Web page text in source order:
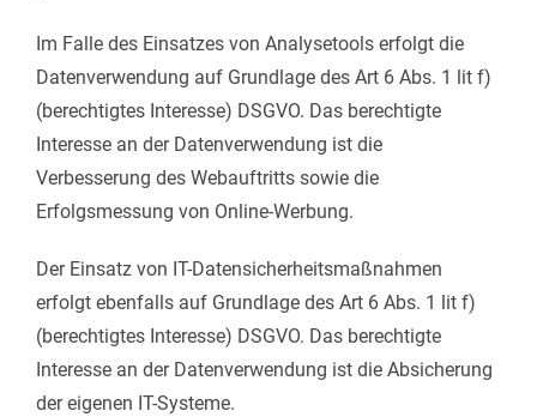
Im Falle des Einsatzes von Analysetools erfolgt die
Datenverwendung auf Grundlage des Art 6 Abs. 1 lit f)
(berechtigtes Interesse) DSGVO. Das berechtigte
Interesse an der Datenverwendung ist die
Verbesserung des Webauftritts sowie die
Erfolgsmessung von Online-Werbung.
Der Einsatz von IT-Datensicherheitsmaßnahmen
erfolgt ebenfalls auf Grundlage des Art 6 Abs. 1 lit f)
(berechtigtes Interesse) DSGVO. Das berechtigte
Interesse an der Datenverwendung ist die Absicherung
der eigenen IT-Systeme.